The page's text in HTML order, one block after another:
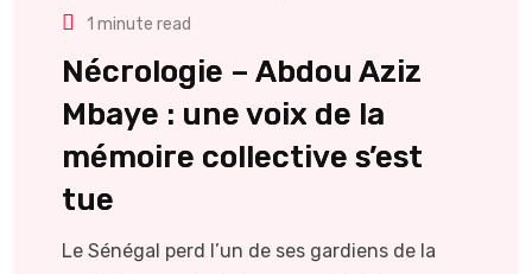
1 minute read
Nécrologie – Abdou Aziz
Mbaye : une voix de la
mémoire collective s’est
tue
Le Sénégal perd l’un de ses gardiens de la